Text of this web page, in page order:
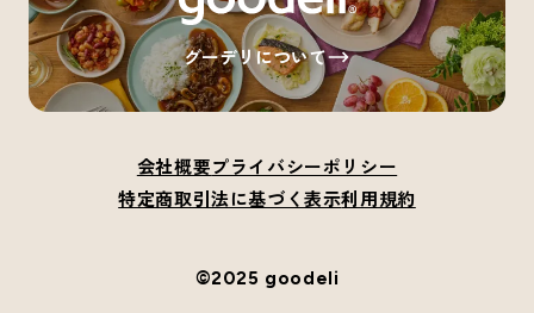
グーデリについて
会社概要プライバシーポリシー
特定商取引法に基づく表示利用規約
©2025 goodeli